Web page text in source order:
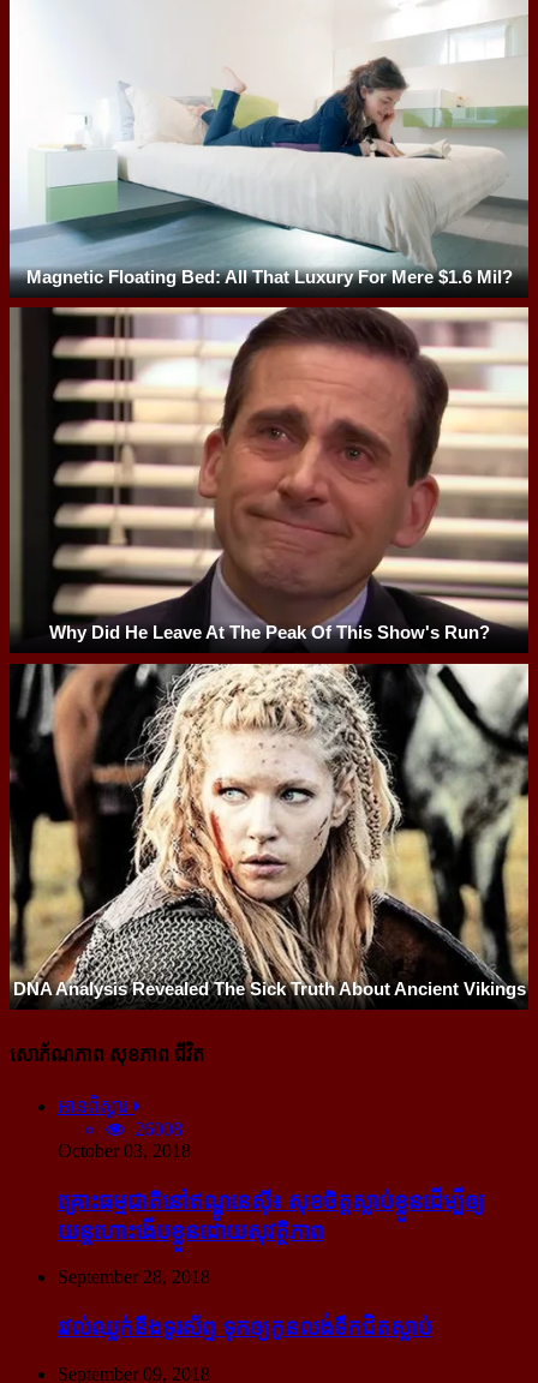
សោភ័ណភាព សុខភាព ជីវិត
អានពិស្ដារ
26008
October 03, 2018
គ្រោះធម្មជាតិនៅឥណ្ឌូនេស៊ី៖ សុខចិត្ត​ស្លាប់​ខ្លួន​ដើម្បី​ឲ្យ​
យន្ដហោះ​ងើប​ខ្លួន​ដោយ​សុវត្ថិភាព
September 28, 2018
រវល់​ឈ្លក់​នឹង​ទូរស័ព្ទ ទុក​ឲ្យ​កូន​លង់​ទឹក​ជិត​ស្លាប់
September 09, 2018